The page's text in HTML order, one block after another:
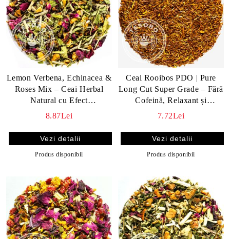
Lemon Verbena, Echinacea &
Roses Mix – Ceai Herbal
Natural cu Efect
Imunostimulator
8.87Lei
Vezi detalii
Produs disponibil
Ceai Rooibos PDO | Pure
Long Cut Super Grade – Fără
Cofeină, Relaxant și
Antioxidant
7.72Lei
Vezi detalii
Produs disponibil